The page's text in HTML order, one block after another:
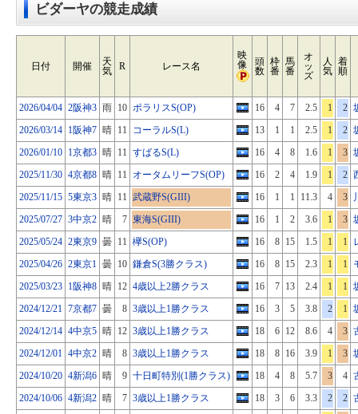
ビダーヤの競走成績
日付 開催
天
気
R レース名
映
像
頭
数
枠
番
馬
番
オ
ッ
ズ
人
気
着
順
2026/04/04 2阪神3 雨 10 ポラリスS(OP) 16 4 7 2.5 1 2
2026/03/14 1阪神7 晴 11 コーラルS(L) 13 1 1 2.5 1 2
2026/01/10 1京都3 晴 11 すばるS(L) 16 4 8 1.6 1 3
2025/11/30 4京都8 晴 11 オータムリーフS(OP) 16 2 4 1.9 1 2
2025/11/15 5東京3 晴 11 武蔵野S(GIII) 16 1 1 11.3 4 3
2025/07/27 3中京2 晴 7 東海S(GIII) 16 1 2 3.6 1 3
2025/05/24 2東京9 曇 11 欅S(OP) 16 8 15 1.5 1 1
2025/04/26 2東京1 曇 10 鎌倉S(3勝クラス) 16 8 15 2.3 1 1
2025/03/23 1阪神8 晴 12 4歳以上2勝クラス 16 7 13 2.4 1 1
2024/12/21 7京都7 曇 8 3歳以上1勝クラス 16 3 5 3.8 2 1
2024/12/14 4中京5 晴 12 3歳以上1勝クラス 18 6 12 8.6 4 3
2024/12/01 4中京2 晴 8 3歳以上1勝クラス 18 8 16 3.9 1 3
2024/10/20 4新潟6 晴 9 十日町特別(1勝クラス) 18 4 8 5.7 3 4
2024/10/06 4新潟2 晴 7 3歳以上1勝クラス 18 3 6 3.3 2 2